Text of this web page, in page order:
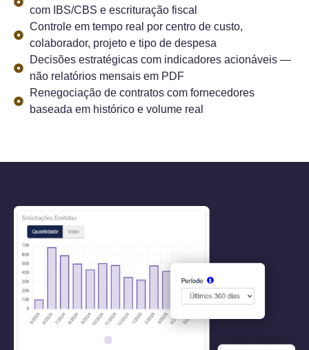
com IBS/CBS e escrituração fiscal
Controle em tempo real por centro de custo,
colaborador, projeto e tipo de despesa
Decisões estratégicas com indicadores acionáveis —
não relatórios mensais em PDF
Renegociação de contratos com fornecedores
baseada em histórico e volume real